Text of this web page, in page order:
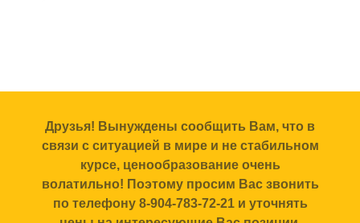
Друзья! Вынуждены сообщить Вам, что в
связи с ситуацией в мире и не стабильном
курсе, ценообразование очень
волатильно! Поэтому просим Вас звонить
по телефону 8-904-783-72-21 и уточнять